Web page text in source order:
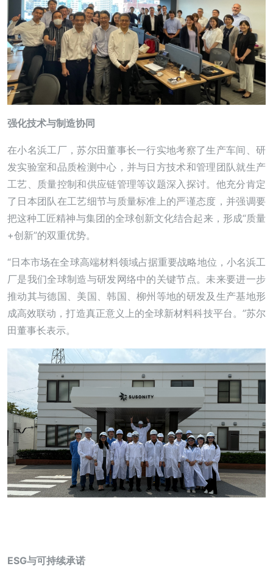
强化技术与制造协同
在小名浜工厂，苏尔田董事长一行实地考察了生产车间、研
发实验室和品质检测中心，并与日方技术和管理团队就生产
工艺、质量控制和供应链管理等议题深入探讨。他充分肯定
了日本团队在工艺细节与质量标准上的严谨态度，并强调要
把这种工匠精神与集团的全球创新文化结合起来，形成“质量
+创新”的双重优势。
“日本市场在全球高端材料领域占据重要战略地位，小名浜工
厂是我们全球制造与研发网络中的关键节点。未来要进一步
推动其与德国、美国、韩国、柳州等地的研发及生产基地形
成高效联动，打造真正意义上的全球新材料科技平台。”苏尔
田董事长表示。
ESG与可持续承诺